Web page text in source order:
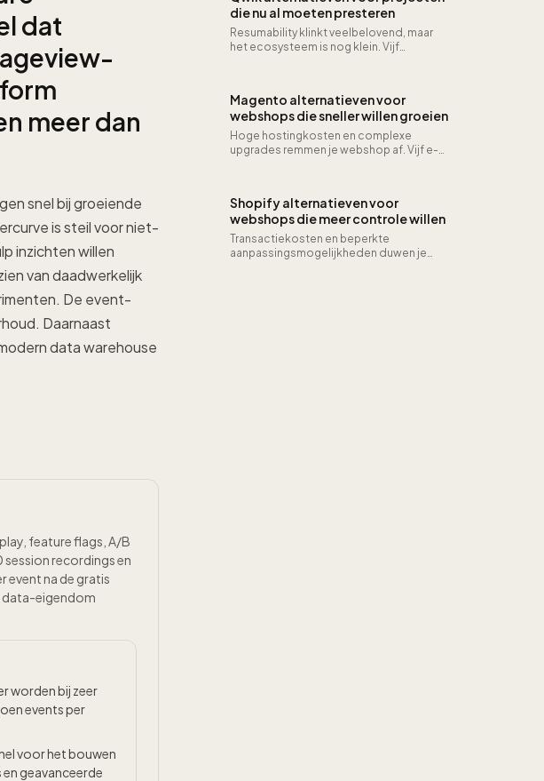
dat
meer dan
snel bij groeiende
is steil voor niet-
inzichten willen
van daadwerkelijk
De event-
Daarnaast
data warehouse
feature flags, A/B
recordings en
event na de gratis
data-eigendom
worden bij zeer
events per
voor het bouwen
geavanceerde
die nu al moeten presteren
Resumability klinkt veelbelovend, maar
het ecosysteem is nog klein. Vijf
Magento alternatieven voor
webshops die sneller willen groeien
Hoge hostingkosten en complexe
upgrades remmen je webshop af. Vijf e-
Shopify alternatieven voor
webshops die meer controle willen
Transactiekosten en beperkte
aanpassingsmogelijkheden duwen je